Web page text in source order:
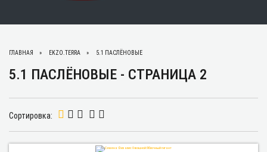
ГЛАВНАЯ EKZO.TERRA 5.1 ПАСЛЁНОВЫЕ
5.1 ПАСЛЁНОВЫЕ - СТРАНИЦА 2
Сортировка: